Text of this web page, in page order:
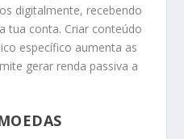
digitalmente, recebendo
tua conta. Criar conteúdo
específico aumenta as
gerar renda passiva a